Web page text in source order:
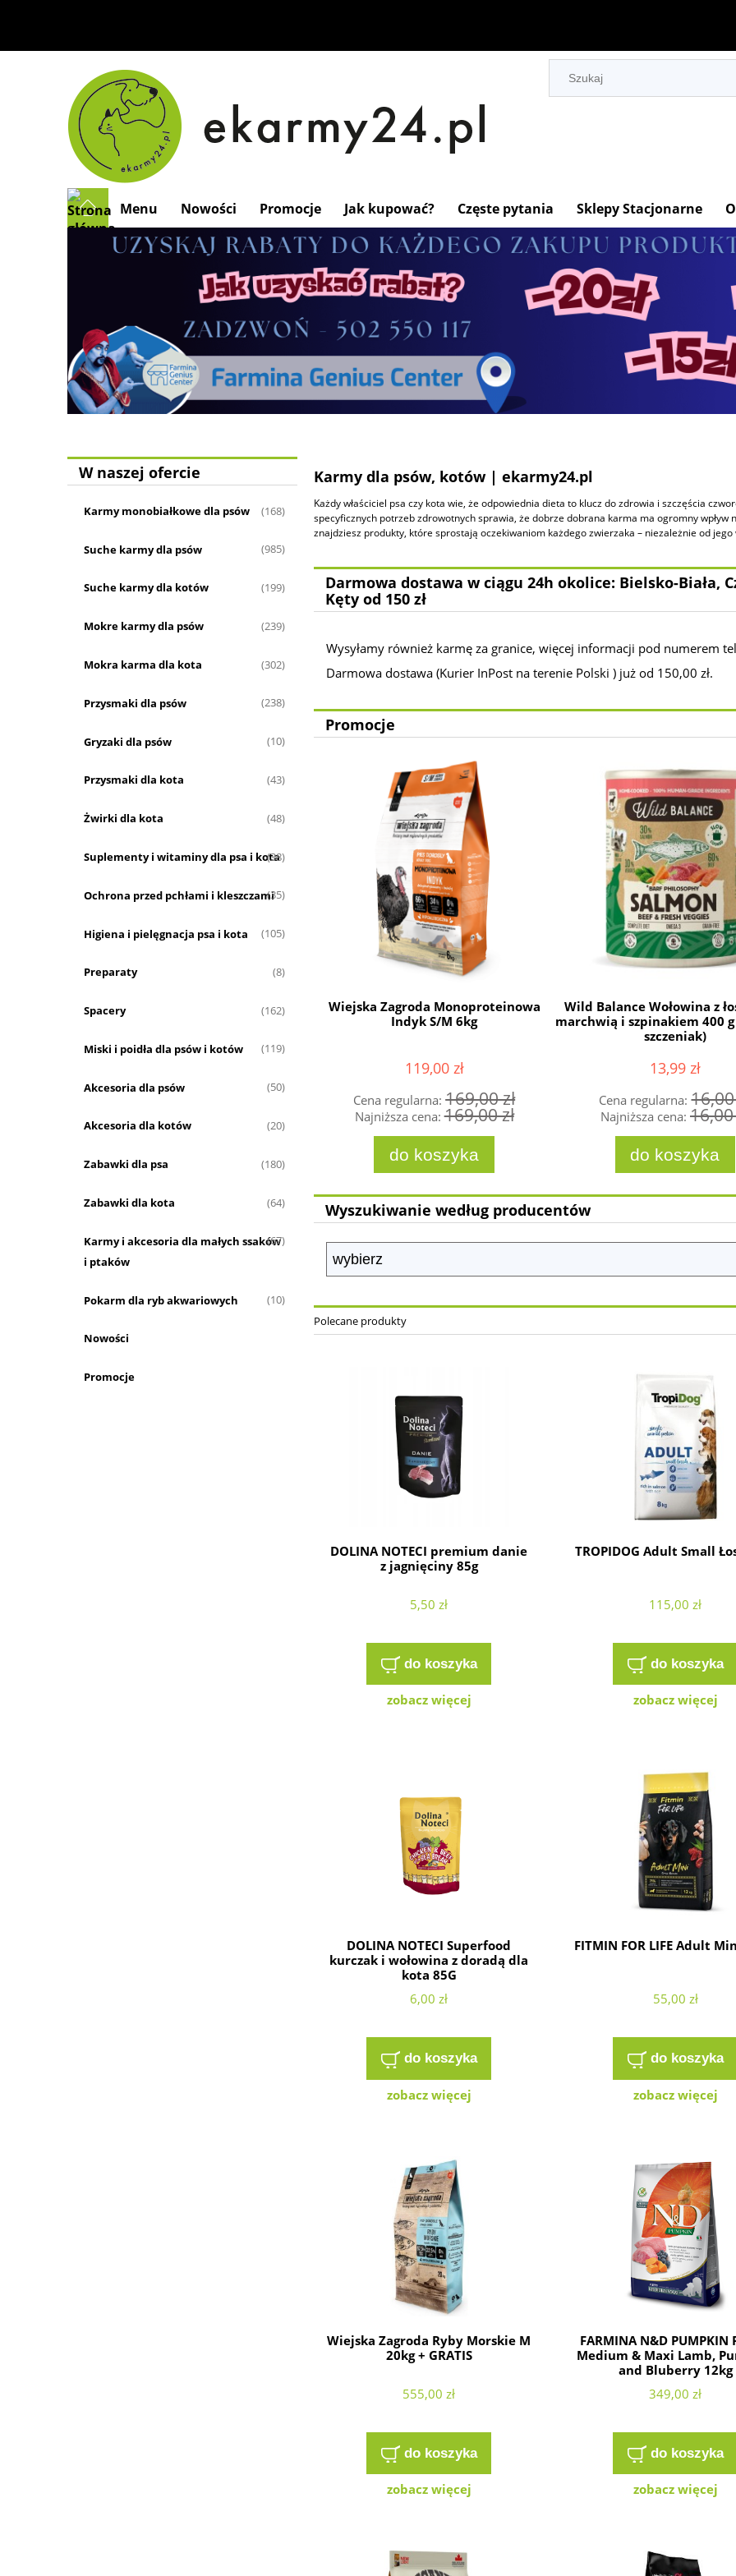
Menu Nowości Promocje Jak kupować? Częste pytania Sklepy Stacjonarne
W naszej ofercie
Karmy monobiałkowe dla psów (168)
Suche karmy dla psów (985)
Suche karmy dla kotów (199)
Mokre karmy dla psów (239)
Mokra karma dla kota (302)
Przysmaki dla psów (238)
Gryzaki dla psów (10)
Przysmaki dla kota (43)
Żwirki dla kota (48)
Suplementy i witaminy dla psa i kota
(38)
Ochrona przed pchłami i kleszczami(35)
Higiena i pielęgnacja psa i kota (105)
Preparaty (8)
Spacery (162)
Miski i poidła dla psów i kotów (119)
Akcesoria dla psów (50)
Akcesoria dla kotów (20)
Zabawki dla psa (180)
Zabawki dla kota (64)
Karmy i akcesoria dla małych ssaków
i ptaków
(67)
Pokarm dla ryb akwariowych (10)
Nowości
Promocje
Karmy dla psów, kotów | ekarmy24.pl
Każdy właściciel psa czy kota wie, że odpowiednia dieta to klucz do zdrowia i szczęścia
specyficznych potrzeb zdrowotnych sprawia, że dobrze dobrana karma ma ogromny
znajdziesz produkty, które sprostają oczekiwaniom każdego zwierzaka – niezależnie od
Darmowa dostawa w ciągu 24h okolice: Bielsko-Biała,
Kęty od 150 zł
Wysyłamy również karmę za granice, więcej informacji pod numerem
Darmowa dostawa (Kurier InPost na terenie Polski ) już od 150,00 zł.
Promocje
Wiejska Zagroda Monoproteinowa
Indyk S/M 6kg
119,00 zł
Cena regularna:169,00 zł
Najniższa cena:169,00 zł
do koszyka
Wild Balance Wołowina z
marchwią i szpinakiem 400 g
szczeniak)
13,99 zł
Cena regularna:16,00
Najniższa cena: 16,00
do koszyka
Wyszukiwanie według producentów
Polecane produkty
DOLINA NOTECI premium danie
z jagnięciny 85g
5,50 zł
do koszyka
zobacz więcej
TROPIDOG Adult Small
115,00 zł
do koszyka
zobacz więcej
DOLINA NOTECI Superfood
kurczak i wołowina z doradą dla
kota 85G
6,00 zł
do koszyka
zobacz więcej
FITMIN FOR LIFE Adult
55,00 zł
do koszyka
zobacz więcej
Wiejska Zagroda Ryby Morskie M
20kg + GRATIS
555,00 zł
do koszyka
zobacz więcej
FARMINA N&D PUMPKIN
Medium & Maxi Lamb,
and Bluberry 12kg
349,00 zł
do koszyka
zobacz więcej